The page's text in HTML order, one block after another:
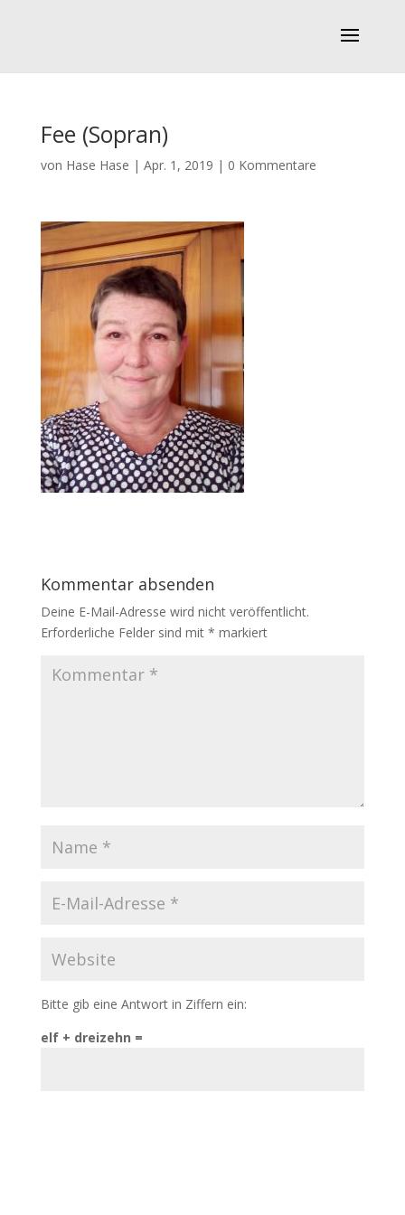
Fee (Sopran)
von Hase Hase | Apr. 1, 2019 | 0 Kommentare
Kommentar absenden
Deine E-Mail-Adresse wird nicht veröffentlicht.
Erforderliche Felder sind mit * markiert
Bitte gib eine Antwort in Ziffern ein:
elf + dreizehn =